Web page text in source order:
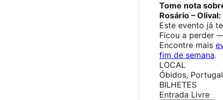
Tome nota
Rosário – Olival:
Este evento já
Ficou a perder
Encontre mais
fim de semana.
LOCAL
Óbidos, Portugal
BILHETES
Entrada Livre